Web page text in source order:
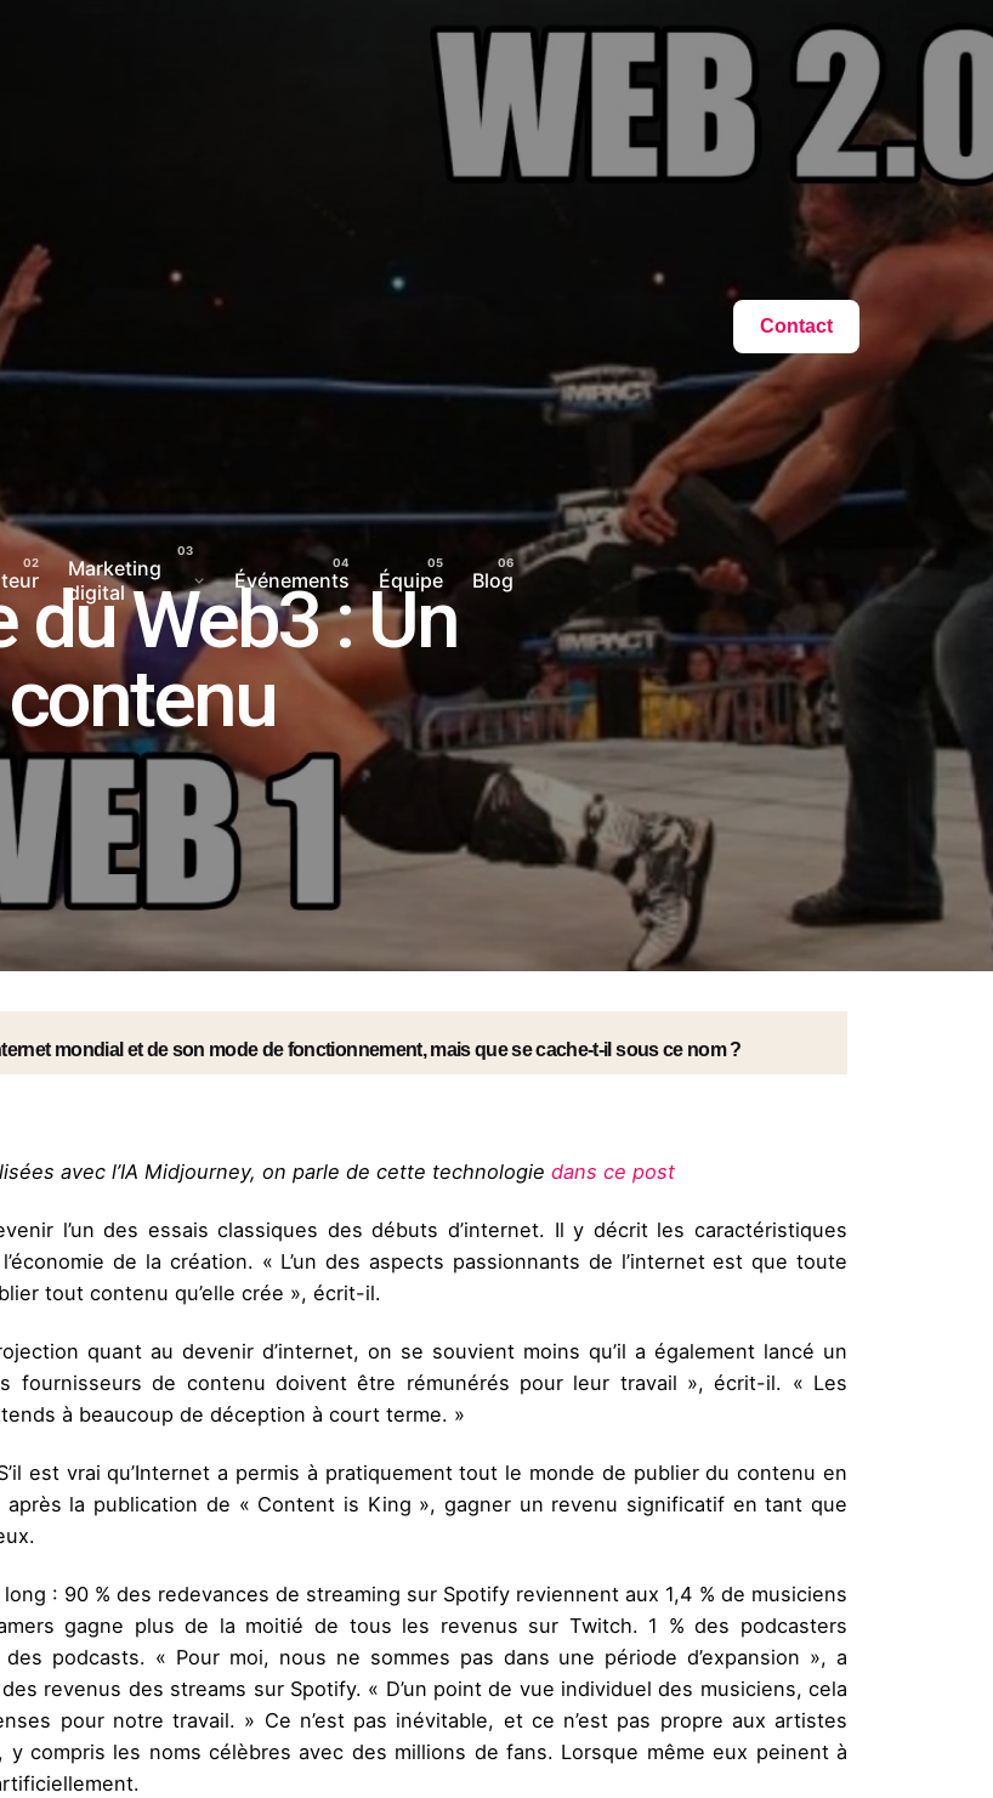
Marketing
digital
Événements Équipe Blog
Contact
Web3 : Un
contenu
mondial et de son mode de fonctionnement, mais que se cache-t-il sous ce nom ?
avec l’IA Midjourney, on parle de cette technologie dans ce post
l’un des essais classiques des débuts d’internet. Il y décrit les caractéristiques
de la création. « L’un des aspects passionnants de l’internet est que toute
tout contenu qu’elle crée », écrit-il.
quant au devenir d’internet, on se souvient moins qu’il a également lancé un
fournisseurs de contenu doivent être rémunérés pour leur travail », écrit-il. « Les
à beaucoup de déception à court terme. »
est vrai qu’Internet a permis à pratiquement tout le monde de publier du contenu en
la publication de « Content is King », gagner un revenu significatif en tant que
: 90 % des redevances de streaming sur Spotify reviennent aux 1,4 % de musiciens
gagne plus de la moitié de tous les revenus sur Twitch. 1 % des podcasters
podcasts. « Pour moi, nous ne sommes pas dans une période d’expansion », a
revenus des streams sur Spotify. « D’un point de vue individuel des musiciens, cela
pour notre travail. » Ce n’est pas inévitable, et ce n’est pas propre aux artistes
compris les noms célèbres avec des millions de fans. Lorsque même eux peinent à